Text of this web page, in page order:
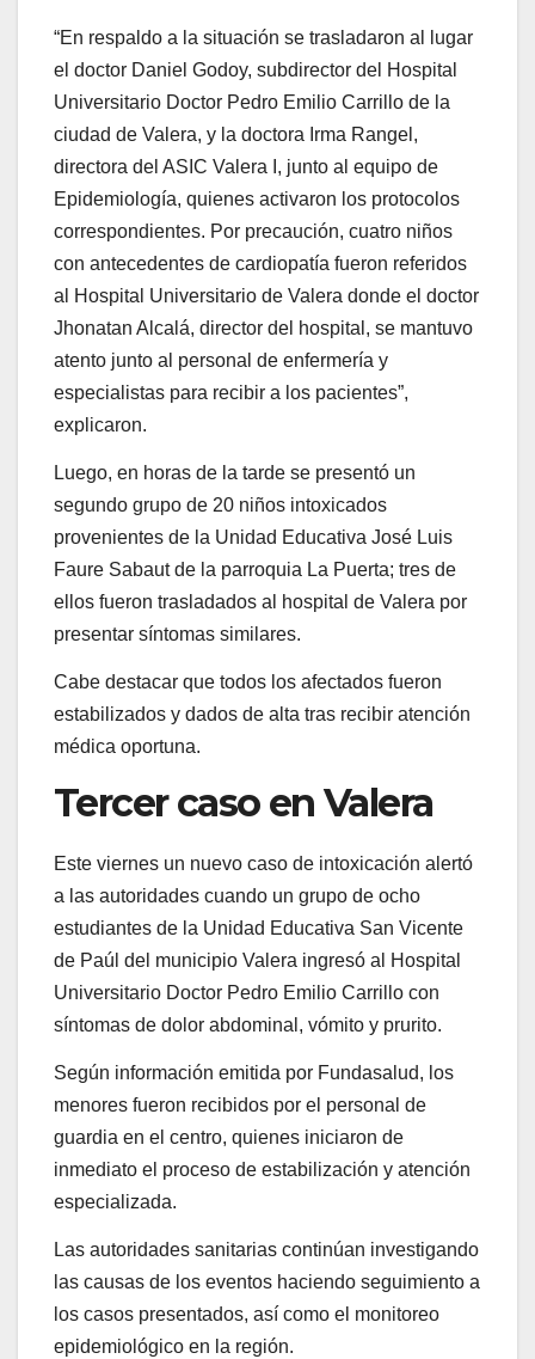
“En respaldo a la situación se trasladaron al lugar
el doctor Daniel Godoy, subdirector del Hospital
Universitario Doctor Pedro Emilio Carrillo de la
ciudad de Valera, y la doctora Irma Rangel,
directora del ASIC Valera I, junto al equipo de
Epidemiología, quienes activaron los protocolos
correspondientes. Por precaución, cuatro niños
con antecedentes de cardiopatía fueron referidos
al Hospital Universitario de Valera donde el doctor
Jhonatan Alcalá, director del hospital, se mantuvo
atento junto al personal de enfermería y
especialistas para recibir a los pacientes”,
explicaron.
Luego, en horas de la tarde se presentó un
segundo grupo de 20 niños intoxicados
provenientes de la Unidad Educativa José Luis
Faure Sabaut de la parroquia La Puerta; tres de
ellos fueron trasladados al hospital de Valera por
presentar síntomas similares.
Cabe destacar que todos los afectados fueron
estabilizados y dados de alta tras recibir atención
médica oportuna.
Tercer caso en Valera
Este viernes un nuevo caso de intoxicación alertó
a las autoridades cuando un grupo de ocho
estudiantes de la Unidad Educativa San Vicente
de Paúl del municipio Valera ingresó al Hospital
Universitario Doctor Pedro Emilio Carrillo con
síntomas de dolor abdominal, vómito y prurito.
Según información emitida por Fundasalud, los
menores fueron recibidos por el personal de
guardia en el centro, quienes iniciaron de
inmediato el proceso de estabilización y atención
especializada.
Las autoridades sanitarias continúan investigando
las causas de los eventos haciendo seguimiento a
los casos presentados, así como el monitoreo
epidemiológico en la región.